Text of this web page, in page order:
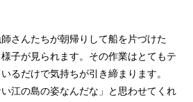
さんたちが朝帰りして船を片づけた
子が見られます。その作業はとてもテ
るだけで気持ちが引き締まります。
い江の島の姿なんだな」と思わせてくれ